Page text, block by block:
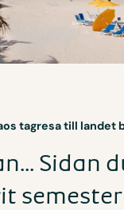
tagresa till landet
Sidan
semester